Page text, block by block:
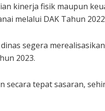
kinerja fisik maupun
melalui DAK Tahun
segera
2023.
secara tepat sasaran,